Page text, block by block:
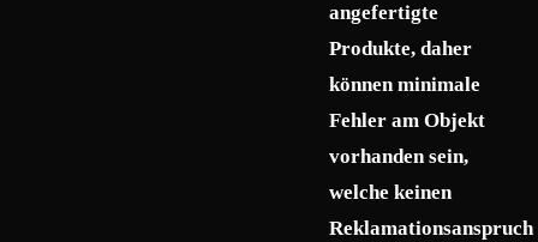
angefertigte
Produkte, daher
können minimale
Fehler am Objekt
vorhanden sein,
welche keinen
Reklamationsanspruch